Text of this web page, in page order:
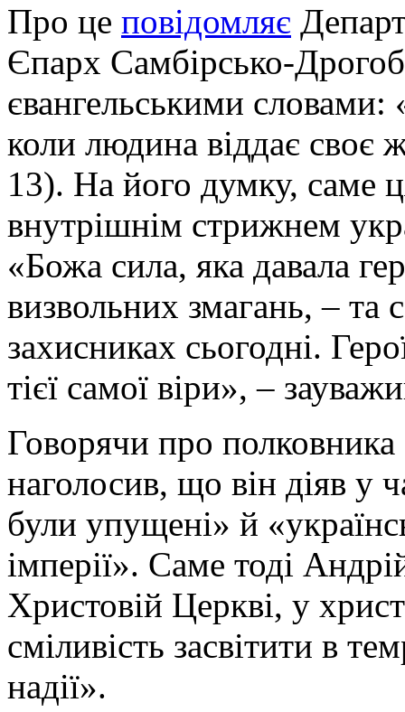
Про це повідомляє
Єпарх Самбірсько-
євангельськими
коли людина віддає своє
13). На його думку, саме
внутрішнім стрижнем
«Божа сила, яка давала
визвольних змагань, –
захисниках сьогодні.
тієї самої віри», –
Говорячи про
наголосив, що він діяв у
були упущені» й
імперії». Саме тоді
Христовій Церкві, у
сміливість засвітити в
надії».